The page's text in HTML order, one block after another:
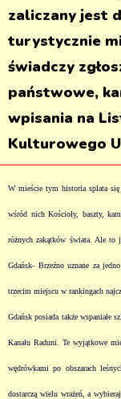
zaliczany jest
turystycznie
świadczy
państwowe,
wpisania na
Kulturowego
W mieście tym historia splata się
wśród nich Kościoły, baszty,
różnych zakątków świata. Ale to
Gdańsk- Brzeźno uznane za
trzecim miejscu w rankingach
Gdańsk posiada także
Kanału Raduni. Te wyjątkowe
wędrówkami po obszarach
dostarczą wielu wrażeń, a